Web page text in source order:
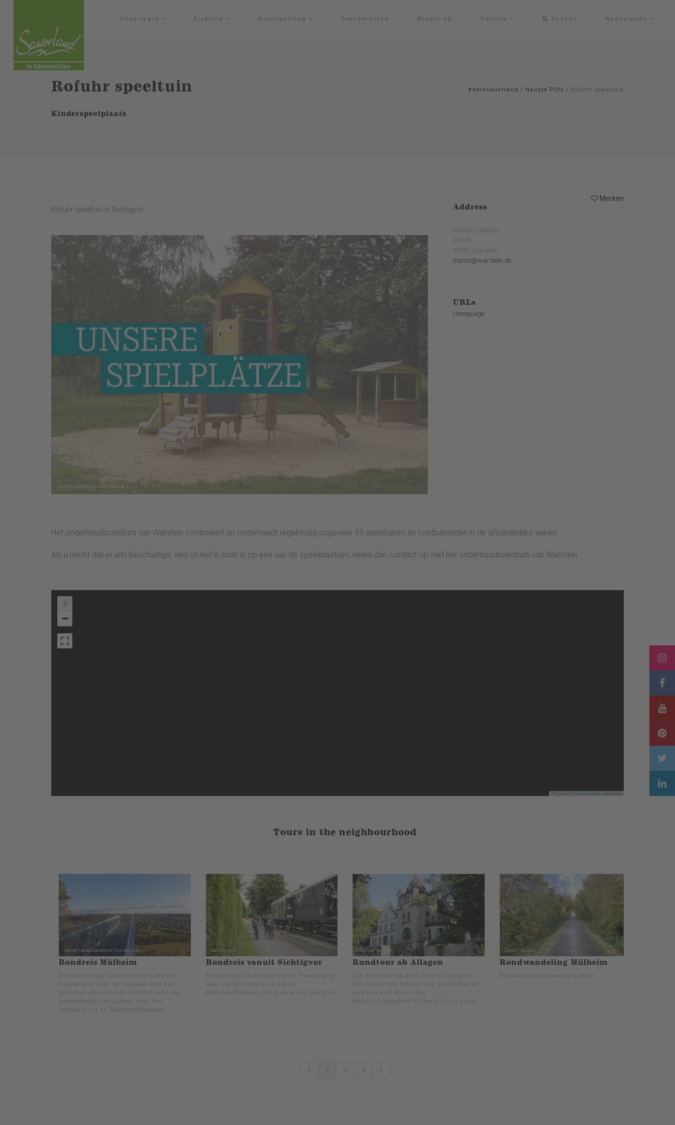
Onze regio Ervaring Overnachting Evenementen Winkel op Service Zoeken Nederlands
Rofuhr speeltuin
Kinderspeelplaats
#deinsauerland / Neusta POIs / Rofuhr speeltuin
Merken
Rofuhr speeltuin in Sichtigvor
Address
Rofuhr speeltuin
Rofuhr
59581 Warstein
tourist@warstein.de
URLs
Homepage
Het onderhoudscentrum van Warstein controleert en onderhoudt regelmatig ongeveer 55 speeltuinen en voetbalvelden in de afzonderlijke wijken.
Als u merkt dat er iets beschadigd, vies of niet in orde is op een van de speelplaatsen, neem dan contact op met het onderhoudscentrum van Warstein.
−
Leaflet OpenStreetMapcontributors
Tours in the neighbourhood
Rondreis Mülheim
Heuvelachtige rondwandeling via de
Haarstrang naar de Skywalk met een
prachtig uitzicht over het Möhnetal en
gemakkelijke terugkeer naar het
startpunt via de MöhnetalRadweg.
Rondreis vanuit Sichtigvor
Rondrit van Sichtigvor via de Haarstrang
naar de Möhnesee en via de
MöhnetalRadweg terug naar het startpunt
Rundtour ab Allagen
Die Rundtour ab dem Ortsteil Allagen
führt über den Haarstrang bis Körbecke
und von dort durch das
Naturschutzgebiet Kleiberg nach Soest.
Rondwandeling Mülheim
Rondwandeling wandelboekje
1 2 3